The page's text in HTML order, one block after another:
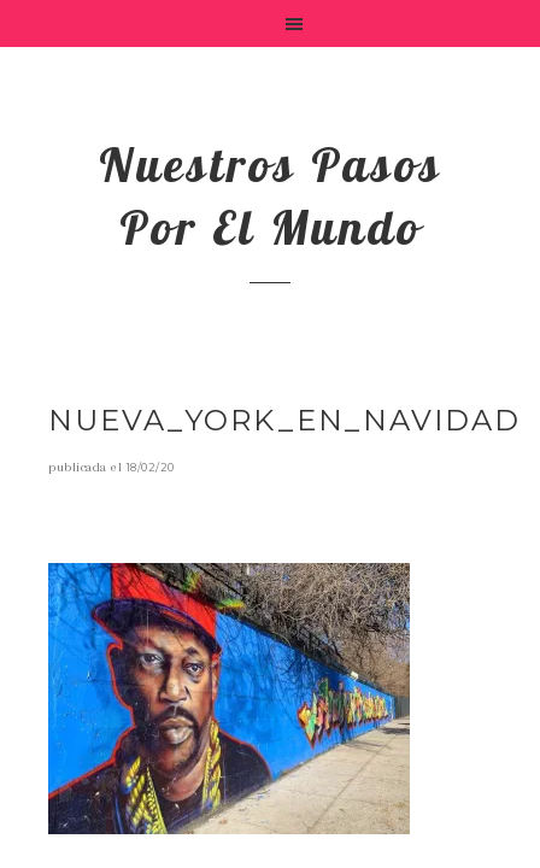
Nuestros Pasos
Por El Mundo
NUEVA_YORK_EN_NAVIDAD
publicada el18/02/20